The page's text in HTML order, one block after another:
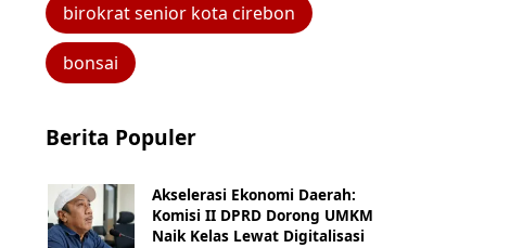
birokrat senior kota cirebon
bonsai
Berita Populer
Akselerasi Ekonomi Daerah:
Komisi II DPRD Dorong UMKM
Naik Kelas Lewat Digitalisasi